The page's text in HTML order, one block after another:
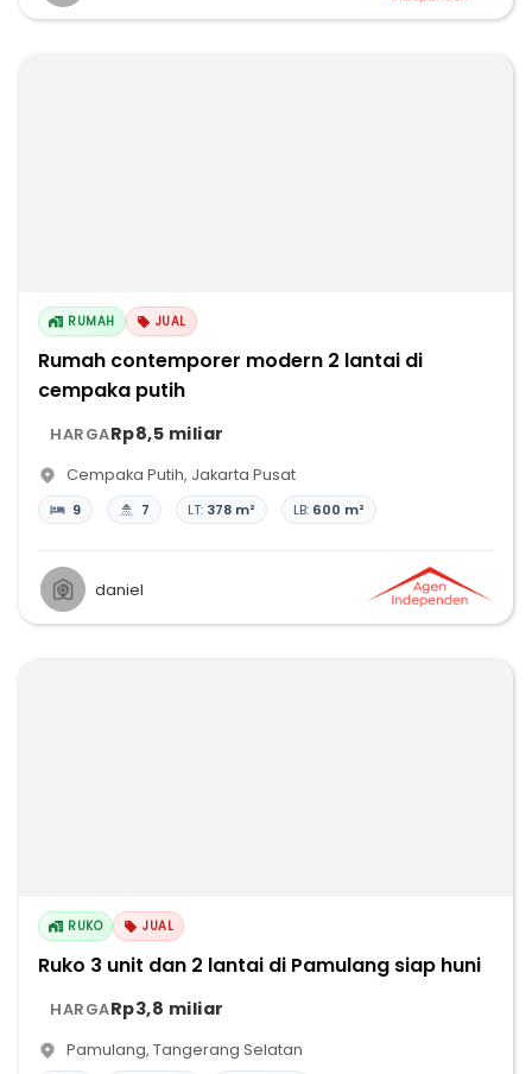
RUMAH JUAL
Rumah contemporer modern 2 lantai di
cempaka putih
HARGARp8,5 miliar
Cempaka Putih, Jakarta Pusat
9 7 LT: 378 m² LB: 600 m²
daniel
RUKO JUAL
Ruko 3 unit dan 2 lantai di Pamulang siap huni
HARGARp3,8 miliar
Pamulang, Tangerang Selatan